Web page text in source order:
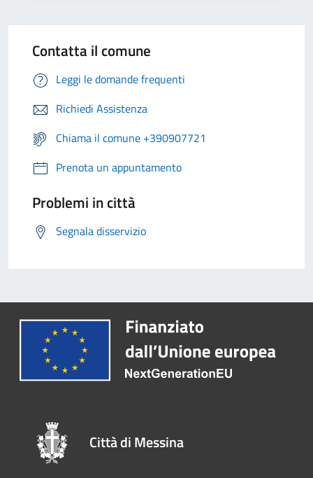
Contatta il comune
Leggi le domande frequenti
Richiedi Assistenza
Chiama il comune +390907721
Prenota un appuntamento
Problemi in città
Segnala disservizio
Città di Messina